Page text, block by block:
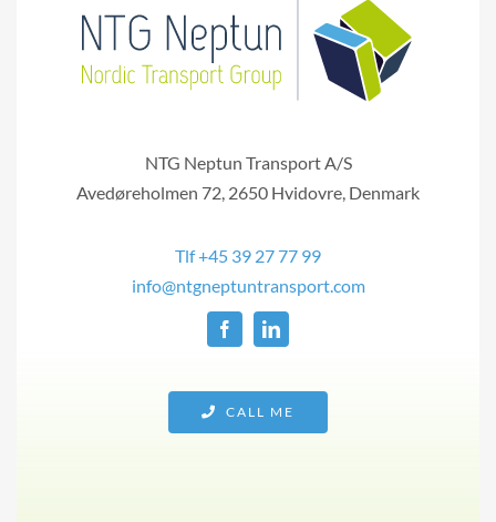
NTG Neptun Transport A/S
Avedøreholmen 72, 2650 Hvidovre, Denmark
Tlf +45 39 27 77 99
info@ntgneptuntransport.com
CALL ME